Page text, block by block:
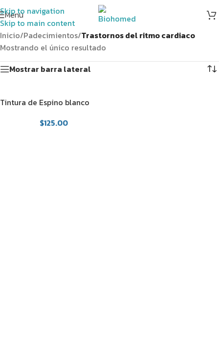
Skip to navigation
Skip to main content
Menú
Inicio/Padecimientos/Trastornos del ritmo cardiaco
Mostrando el único resultado
Mostrar barra lateral
Tintura de Espino blanco
$125.00